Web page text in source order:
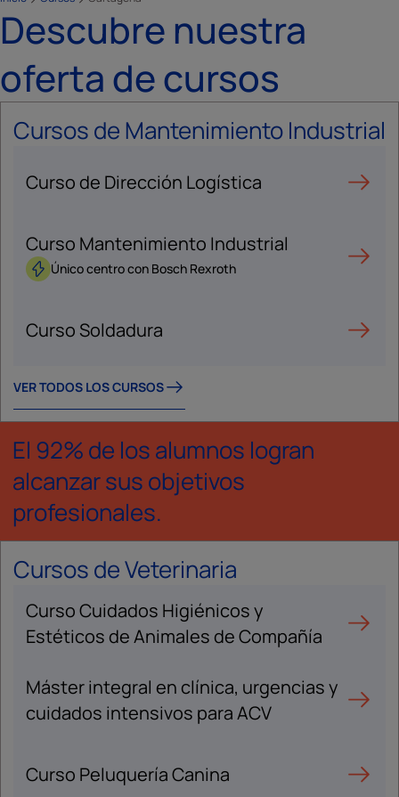
Descubre nuestra
oferta de cursos
Cursos de Mantenimiento Industrial
Curso de Dirección Logística
Curso Mantenimiento Industrial
Único centro con Bosch Rexroth
Curso Soldadura
VER TODOS LOS CURSOS
El 92% de los alumnos logran
alcanzar sus objetivos
profesionales.
Cursos de Veterinaria
Curso Cuidados Higiénicos y
Estéticos de Animales de Compañía
Máster integral en clínica, urgencias y
cuidados intensivos para ACV
Curso Peluquería Canina